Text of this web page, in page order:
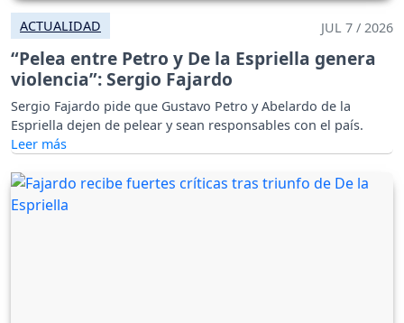
ACTUALIDAD JUL 7 / 2026
“Pelea entre Petro y De la Espriella genera
violencia”: Sergio Fajardo
Sergio Fajardo pide que Gustavo Petro y Abelardo de la
Espriella dejen de pelear y sean responsables con el país.